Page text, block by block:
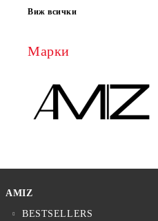
Виж всички
Марки
AMIZ
BESTSELLERS